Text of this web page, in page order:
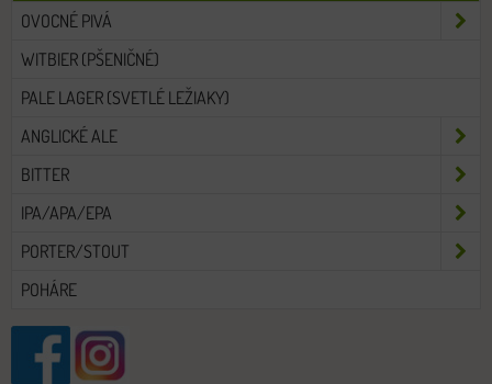
OVOCNÉ PIVÁ
WITBIER (PŠENIČNÉ)
PALE LAGER (SVETLÉ LEŽIAKY)
ANGLICKÉ ALE
BITTER
IPA/APA/EPA
PORTER/STOUT
POHÁRE